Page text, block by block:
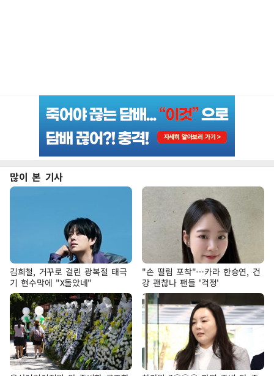
많이 본 기사
김희철, 거꾸로 걸린 광복절 태극
기 현수막에 "X돌았네"
"손 떨림 포착"…카라 한승연, 건
강 괜찮나 팬들 '걱정'